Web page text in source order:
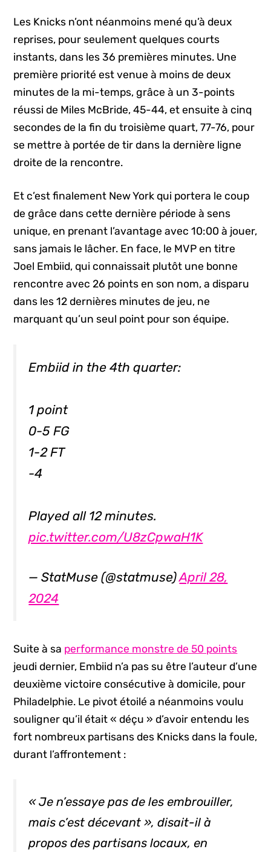
Les Knicks n’ont néanmoins mené qu’à deux
reprises, pour seulement quelques courts
instants, dans les 36 premières minutes. Une
première priorité est venue à moins de deux
minutes de la mi-temps, grâce à un 3-points
réussi de Miles McBride, 45-44, et ensuite à cinq
secondes de la fin du troisième quart, 77-76, pour
se mettre à portée de tir dans la dernière ligne
droite de la rencontre.
Et c’est finalement New York qui portera le coup
de grâce dans cette dernière période à sens
unique, en prenant l’avantage avec 10:00 à jouer,
sans jamais le lâcher. En face, le MVP en titre
Joel Embiid, qui connaissait plutôt une bonne
rencontre avec 26 points en son nom, a disparu
dans les 12 dernières minutes de jeu, ne
marquant qu’un seul point pour son équipe.
Embiid in the 4th quarter:
1 point
0-5 FG
1-2 FT
-4
Played all 12 minutes.
pic.twitter.com/U8zCpwaH1K
— StatMuse (@statmuse)April 28,
2024
Suite à sa performance monstre de 50 points
jeudi dernier, Embiid n’a pas su être l’auteur d’une
deuxième victoire consécutive à domicile, pour
Philadelphie. Le pivot étoilé a néanmoins voulu
souligner qu’il était « déçu » d’avoir entendu les
fort nombreux partisans des Knicks dans la foule,
durant l’affrontement :
« Je n’essaye pas de les embrouiller,
mais c’est décevant », disait-il à
propos des partisans locaux, en